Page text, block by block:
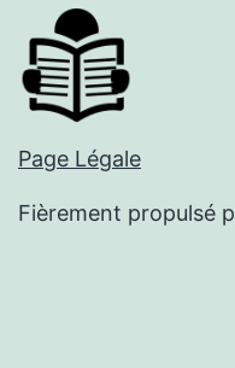
Page Légale
Fièrement propulsé